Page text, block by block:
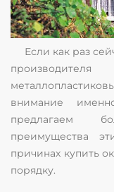
Если как раз
внимание
предлагаем
преимущества
причинах купить
порядку.